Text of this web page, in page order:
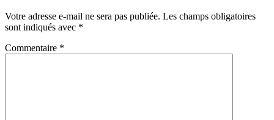
Votre adresse e-mail ne sera pas publiée. Les champs obligatoires
sont indiqués avec *
Commentaire *